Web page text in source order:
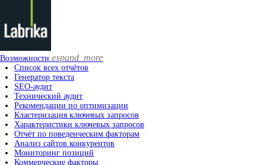
Возможности expand_more
Список всех отчётов
Генератор текста
SEO-аудит
Технический аудит
Рекомендации по оптимизации
Кластеризация ключевых запросов
Характеристики ключевых запросов
Отчёт по поведенческим факторам
Анализ сайтов конкурентов
Мониторинг позиций
Коммерческие факторы